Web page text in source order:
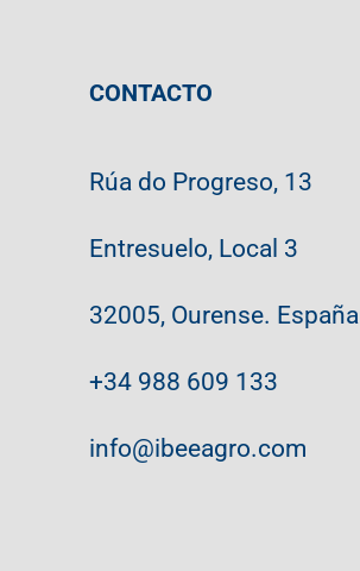
CONTACTO
Rúa do Progreso, 13
Entresuelo, Local 3
32005, Ourense. España
+34 988 609 133
info@ibeeagro.com